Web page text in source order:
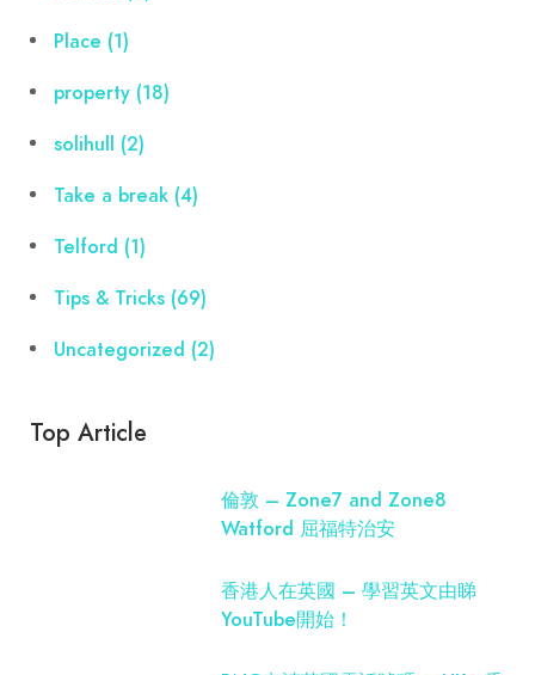
Place (1)
property (18)
solihull (2)
Take a break (4)
Telford (1)
Tips & Tricks (69)
Uncategorized (2)
Top Article
倫敦 – Zone7 and Zone8
Watford 屈福特治安
香港人在英國 – 學習英文由睇
YouTube開始！